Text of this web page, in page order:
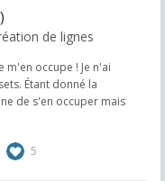
de lignes
m'en occupe ! Je n'ai
Étant donné la
de s'en occuper mais
5